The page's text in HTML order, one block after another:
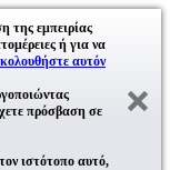
της εμπειρίας
ή για να
αυτόν
πρόσβαση σε
ιστότοπο αυτό,